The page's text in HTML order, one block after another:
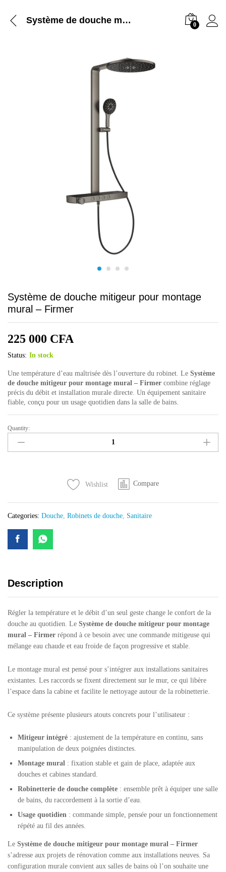
Système de douche mitigeur pour montage mural – Firmer 0
Système de douche mitigeur pour montage
mural – Firmer
225 000 CFA
Status: In stock
Une température d’eau maîtrisée dès l’ouverture du robinet. Le Système
de douche mitigeur pour montage mural – Firmer combine réglage
précis du débit et installation murale directe. Un équipement sanitaire
fiable, conçu pour un usage quotidien dans la salle de bains.
Système
douche
Firmer
quantity
Quantity:
Wishlist Compare
Categories: Douche, Robinets de douche, Sanitaire
Description
Régler la température et le débit d’un seul geste change le confort de la
douche au quotidien. Le Système de douche mitigeur pour montage
mural – Firmer répond à ce besoin avec une commande mitigeuse qui
mélange eau chaude et eau froide de façon progressive et stable.
Le montage mural est pensé pour s’intégrer aux installations sanitaires
existantes. Les raccords se fixent directement sur le mur, ce qui libère
l’espace dans la cabine et facilite le nettoyage autour de la robinetterie.
Ce système présente plusieurs atouts concrets pour l’utilisateur :
Mitigeur intégré : ajustement de la température en continu, sans
manipulation de deux poignées distinctes.
Montage mural : fixation stable et gain de place, adaptée aux
douches et cabines standard.
Robinetterie de douche complète : ensemble prêt à équiper une salle
de bains, du raccordement à la sortie d’eau.
Usage quotidien : commande simple, pensée pour un fonctionnement
répété au fil des années.
Le Système de douche mitigeur pour montage mural – Firmer
s’adresse aux projets de rénovation comme aux installations neuves. Sa
configuration murale convient aux salles de bains où l’on souhaite une